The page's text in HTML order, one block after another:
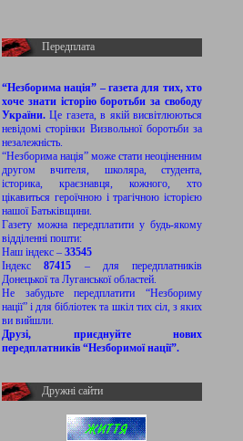
Передплата
“Незборима нація” – газета для тих, хто
хоче знати історію боротьби за свободу
України.Це газета, в якій висвітлюються
невідомі сторінки Визвольної боротьби за
незалежність.
“Незборима нація” може стати неоціненним
другом вчителя, школяра, студента,
історика, краєзнавця, кожного, хто
цікавиться героїчною і трагічною історією
нашої Батьківщини.
Газету можна передплатити у будь-якому
відділенні пошти:
Наш індекс – 33545
Індекс87415 – для передплатників
Донецької та Луганської областей.
Не забудьте передплатити “Незбориму
нації” і для бібліотек та шкіл тих сіл, з яких
ви вийшли.
Друзі, приєднуйте нових
передплатників “Незборимої нації”.
Дружні сайти